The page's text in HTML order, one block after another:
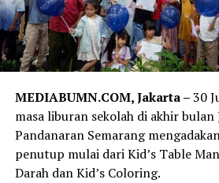
MEDIABUMN.COM, Jakarta –30
masa liburan sekolah di akhir
Pandanaran Semarang
penutup mulai dari Kid’s Table
Darah dan Kid’s Coloring.